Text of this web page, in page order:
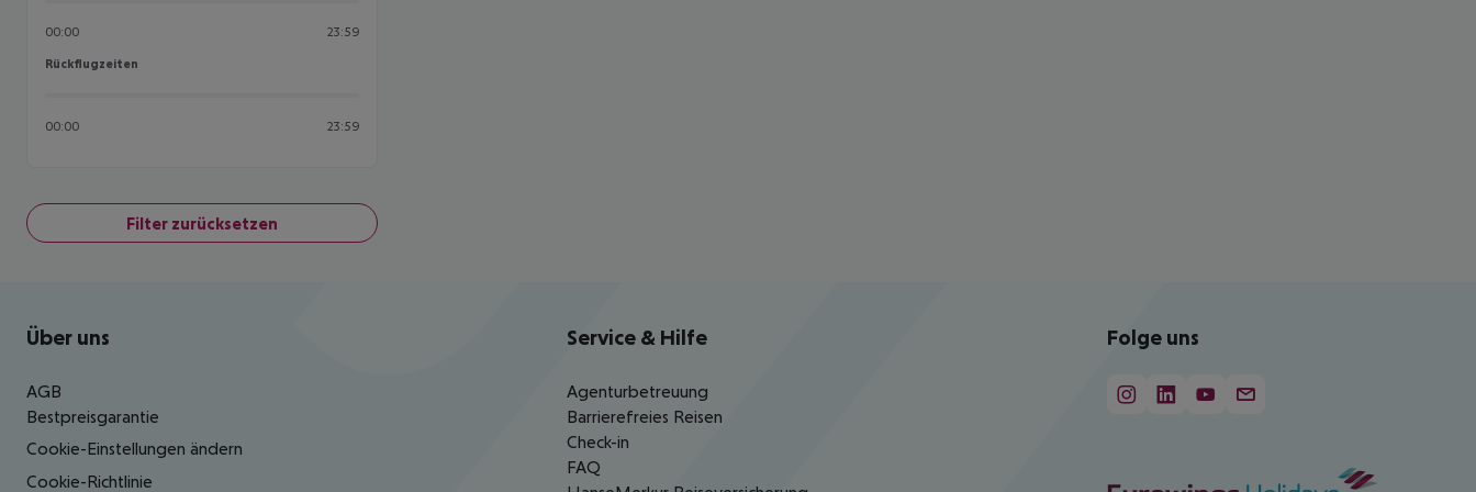
00:00 23:59
Rückflugzeiten
Rückflugzeiten
00:00 23:59
Filter zurücksetzen
Footer navigation
Über uns
AGB
Bestpreisgarantie
Cookie-Einstellungen ändern
Cookie-Richtlinie
Service & Hilfe
Agenturbetreuung
Barrierefreies Reisen
Check-in
FAQ
Folge uns